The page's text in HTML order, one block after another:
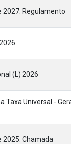
2027: Regulamento
(L) 2026
Taxa Universal -
2025: Chamada